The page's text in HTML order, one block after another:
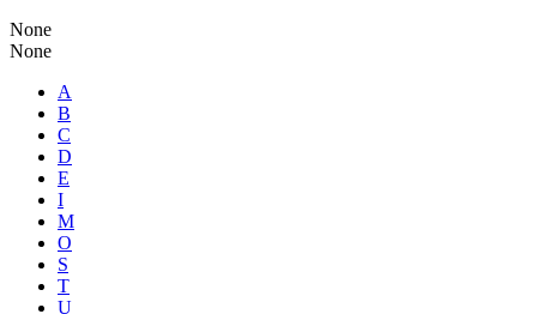
None
None
A
B
C
D
E
I
M
O
S
T
U